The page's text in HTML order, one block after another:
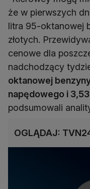
że w pierwszych
litra 95-oktanowej
złotych.
cenowe dla
nadchodzący
oktanowej
napędowego i
podsumowali
OGLĄDAJ: